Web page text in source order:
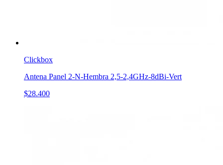
Clickbox
Antena Panel 2-N-Hembra 2,5-2,4GHz-8dBi-Vert
$28.400